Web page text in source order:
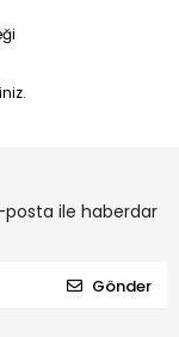
ile haberdar
Gönder